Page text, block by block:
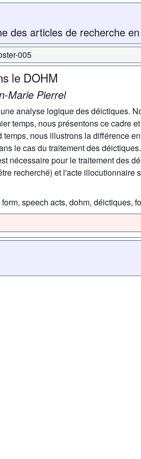
des articles de recherche
005
le DOHM
Marie Pierrel
analyse logique des déictiques.
temps, nous présentons ce cadre
nous illustrons la différence
le cas du traitement des
nécessaire pour le traitement des
recherché) et l'acte
speech acts, dohm, déictiques,